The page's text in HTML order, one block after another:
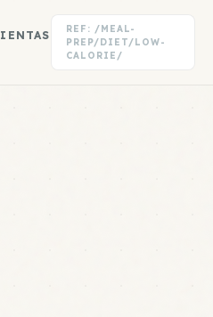
REF: /MEAL-
PREP/DIET/LOW-
CALORIE/